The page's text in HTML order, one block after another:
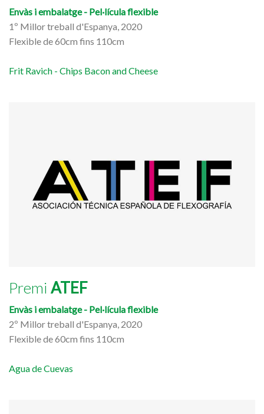
Envàs i embalatge - Pel·lícula flexible
1º Millor treball d'Espanya, 2020
Flexible de 60cm fins 110cm
Frit Ravich - Chips Bacon and Cheese
Premi ATEF
Envàs i embalatge - Pel·lícula flexible
2º Millor treball d'Espanya, 2020
Flexible de 60cm fins 110cm
Agua de Cuevas